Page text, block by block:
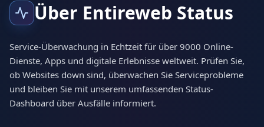
Über Entireweb Status
Service-Überwachung in Echtzeit für über 9000 Online-
Dienste, Apps und digitale Erlebnisse weltweit. Prüfen Sie,
ob Websites down sind, überwachen Sie Serviceprobleme
und bleiben Sie mit unserem umfassenden Status-
Dashboard über Ausfälle informiert.